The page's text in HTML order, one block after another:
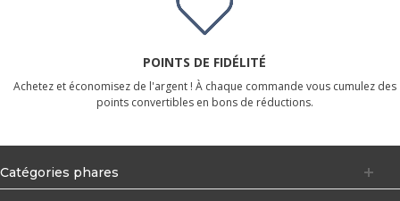
POINTS DE FIDÉLITÉ
Achetez et économisez de l'argent ! À chaque commande vous cumulez des
points convertibles en bons de réductions.
Catégories phares